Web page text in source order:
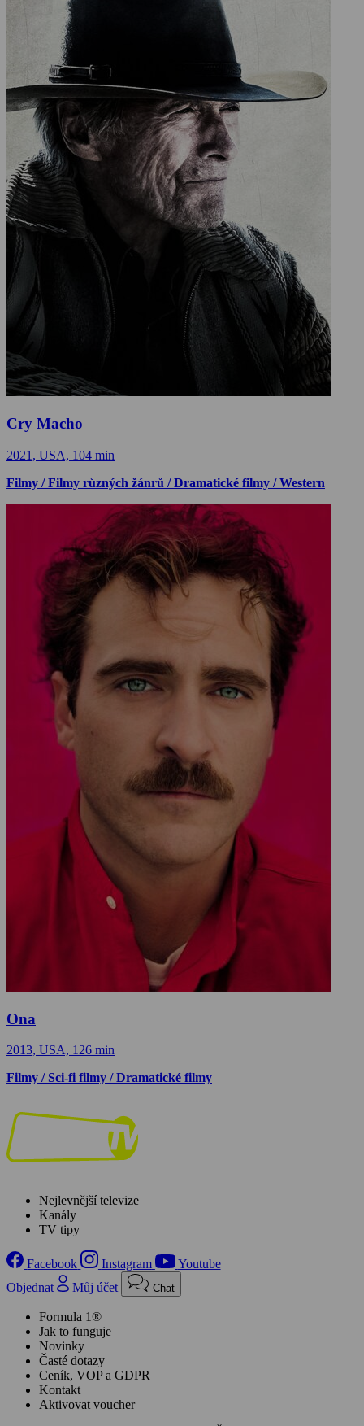
Cry Macho
2021, USA, 104 min
Filmy / Filmy různých žánrů / Dramatické filmy / Western
Ona
2013, USA, 126 min
Filmy / Sci-fi filmy / Dramatické filmy
Nejlevnější televize
Kanály
TV tipy
Facebook Instagram
Youtube
Objednat
Můj účet Chat
Formula 1®
Jak to funguje
Novinky
Časté dotazy
Ceník, VOP a GDPR
Kontakt
Aktivovat voucher